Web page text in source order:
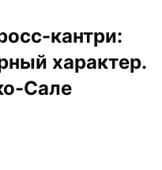
кантри:
характер.
Сале